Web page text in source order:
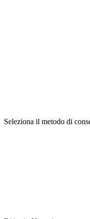
Seleziona il metodo di